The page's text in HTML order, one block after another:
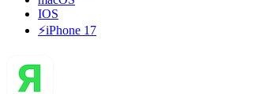
IOS
⚡️iPhone 17